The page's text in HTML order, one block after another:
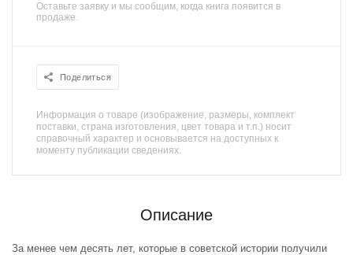
Оставьте заявку и мы сообщим, когда книга появится в
продаже.
Поделиться
Информация о товаре (изображение, размеры, комплект
поставки, страна изготовления, цвет товара и т.п.) носит
справочный характер и основывается на доступных к
моменту публикации сведениях.
Описание
За менее чем десять лет, которые в советской истории получили